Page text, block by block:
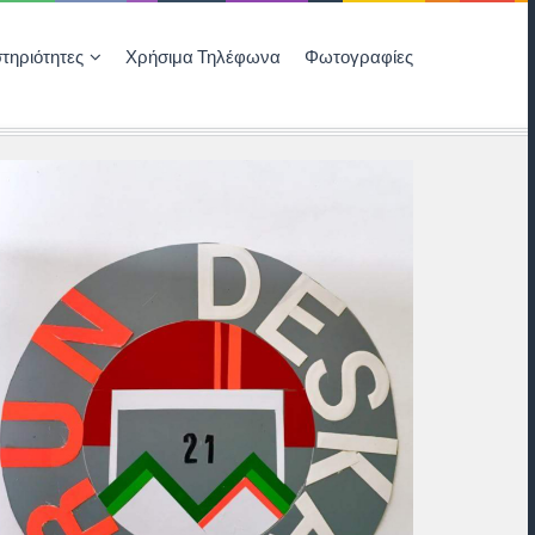
Χρήσιμα Τηλέφωνα Φωτογραφίες